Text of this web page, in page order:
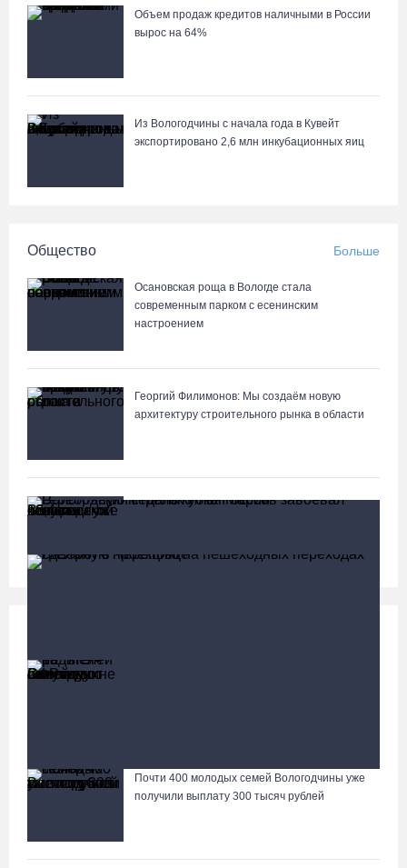
Лазерную проекцию на пешеходных переходах сделают в
Объем продаж кредитов наличными в России
вырос на 64%
Из Вологодчины с начала года в Кувейт
экспортировано 2,6 млн инкубационных яиц
Общество Больше
Осановская роща в Вологде стала
современным парком с есенинским
настроением
Георгий Филимонов: Мы создаём новую
архитектуру строительного рынка в области
В Вологодской области клещи покусали уже
Почти 400 молодых семей Вологодчины уже
получили выплату 300 тысяч рублей